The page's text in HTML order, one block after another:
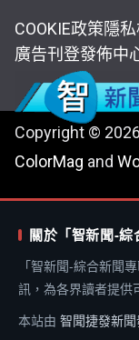
COOKIE政策隱
廣告刊登發佈中
Copyright © 2026
ColorMag and
關於「智新聞-綜
「智新聞-綜合新聞
訊，為各界讀者提供
本站由 智聞捷發新